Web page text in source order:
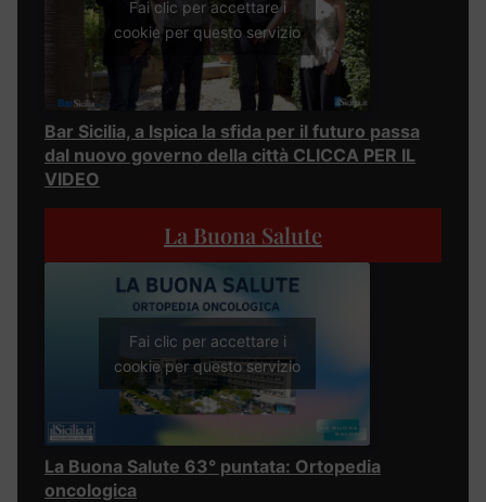
Fai clic per accettare i
cookie per questo servizio
Bar Sicilia, a Ispica la sfida per il futuro passa
dal nuovo governo della città CLICCA PER IL
VIDEO
La Buona Salute
Fai clic per accettare i
cookie per questo servizio
La Buona Salute 63° puntata: Ortopedia
oncologica